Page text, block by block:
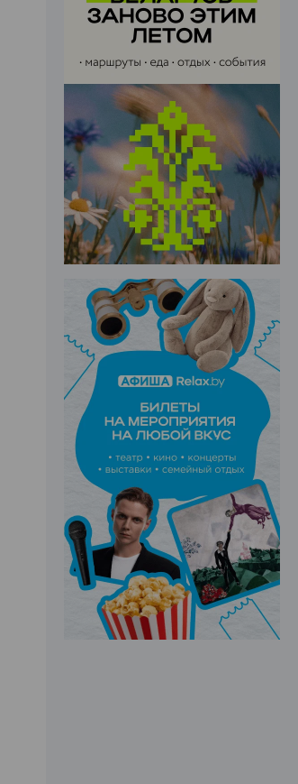
ЭФФЕКТИВНАЯ РЕКЛАМА НА САЙТЕ
ЭФФЕКТИВНАЯ РЕКЛАМА НА САЙТЕ